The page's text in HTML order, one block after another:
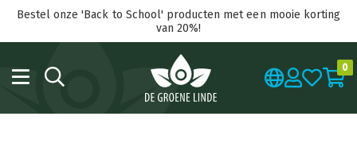
Bestel onze 'Back to School' producten met een mooie korting
van 20%!
0